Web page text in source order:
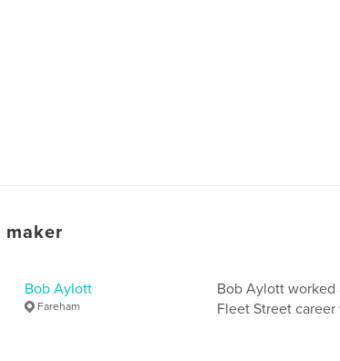
maker
Bob Aylott
Fareham
Bob Aylott worked
Fleet Street